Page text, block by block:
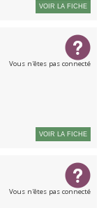
VOIR LA FICHE
Vous n'êtes pas connecté
VOIR LA FICHE
Vous n'êtes pas connecté